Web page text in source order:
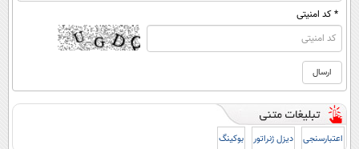
* کد امنیتی
اعتبارسنجی دیزل ژنراتور بوکینگ